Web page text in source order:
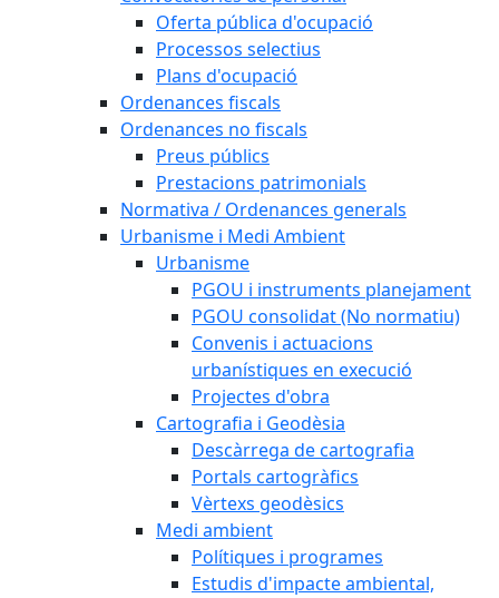
Oferta pública d'ocupació
Processos selectius
Plans d'ocupació
Ordenances fiscals
Ordenances no fiscals
Preus públics
Prestacions patrimonials
Normativa / Ordenances generals
Urbanisme i Medi Ambient
Urbanisme
PGOU i instruments planejament
PGOU consolidat (No normatiu)
Convenis i actuacions
urbanístiques en execució
Projectes d'obra
Cartografia i Geodèsia
Descàrrega de cartografia
Portals cartogràfics
Vèrtexs geodèsics
Medi ambient
Polítiques i programes
Estudis d'impacte ambiental,